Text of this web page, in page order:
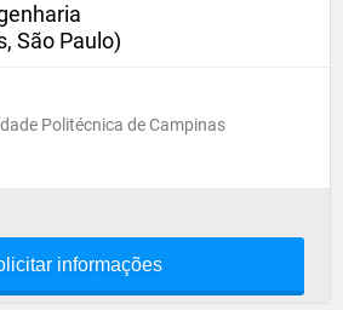
São Paulo)
Politécnica de Campinas
informações